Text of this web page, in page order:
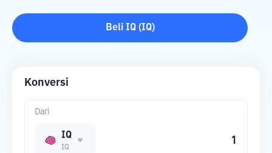
Beli IQ(IQ)
Konversi
Dari
IQ
IQ